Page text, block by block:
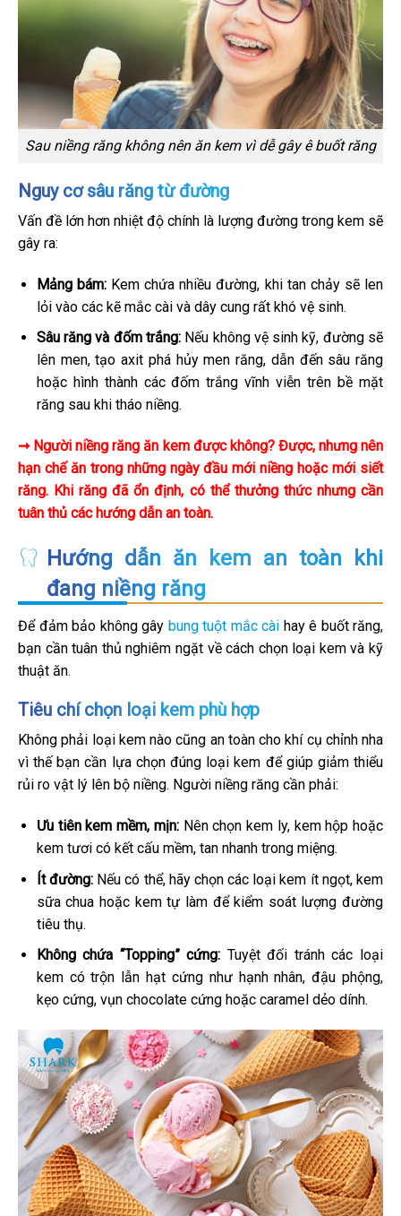
Sau niềng răng không nên ăn kem vì dễ gây ê buốt răng
Nguy cơ sâu răng từ đường
Vấn đề lớn hơn nhiệt độ chính là lượng đường trong kem sẽ
gây ra:
Mảng bám:Kem chứa nhiều đường, khi tan chảy sẽ len
lỏi vào các kẽ mắc cài và dây cung rất khó vệ sinh.
Sâu răng và đốm trắng:Nếu không vệ sinh kỹ, đường sẽ
lên men, tạo axit phá hủy men răng, dẫn đến sâu răng
hoặc hình thành các đốm trắng vĩnh viễn trên bề mặt
răng sau khi tháo niềng.
➞ Người niềng răng ăn kem được không? Được, nhưng nên
hạn chế ăn trong những ngày đầu mới niềng hoặc mới siết
răng. Khi răng đã ổn định, có thể thưởng thức nhưng cần
tuân thủ các hướng dẫn an toàn.
Hướng dẫn ăn kem an toàn khi
đang niềng răng
Để đảm bảo không gây bung tuột mắc cài hay ê buốt răng,
bạn cần tuân thủ nghiêm ngặt về cách chọn loại kem và kỹ
thuật ăn.
Tiêu chí chọn loại kem phù hợp
Không phải loại kem nào cũng an toàn cho khí cụ chỉnh nha
vì thế bạn cần lựa chọn đúng loại kem để giúp giảm thiểu
rủi ro vật lý lên bộ niềng. Người niềng răng cần phải:
Ưu tiên kem mềm, mịn:Nên chọn kem ly, kem hộp hoặc
kem tươi có kết cấu mềm, tan nhanh trong miệng.
Ít đường:Nếu có thể, hãy chọn các loại kem ít ngọt, kem
sữa chua hoặc kem tự làm để kiểm soát lượng đường
tiêu thụ.
Không chứa “Topping” cứng: Tuyệt đối tránh các loại
kem có trộn lẫn hạt cứng như hạnh nhân, đậu phộng,
kẹo cứng, vụn chocolate cứng hoặc caramel dẻo dính.